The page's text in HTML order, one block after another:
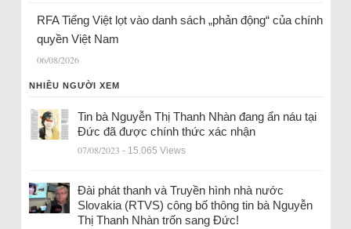
RFA Tiếng Việt lọt vào danh sách „phản động“ của chính
quyền Việt Nam
06/08/2026
NHIỀU NGƯỜI XEM
Tin bà Nguyễn Thị Thanh Nhàn đang ẩn náu tại
Đức đã được chính thức xác nhận
07/08/2023 - 15.065 Views
Đài phát thanh và Truyền hình nhà nước
Slovakia (RTVS) công bố thông tin bà Nguyễn
Thị Thanh Nhàn trốn sang Đức!